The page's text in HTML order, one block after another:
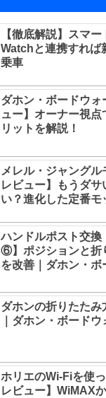
【徹底解説】スマ
Watchと連携すれば
乗車
ダホン・ボードウ
ュー】オーナー視点
リットを解説！
メレル・ジャング
レビュー】もうダ
い？進化した定番モ
ハンドルポスト交換
⑥】ポジションと折
を改善｜ダホン・
ダホンの折りたたみ
｜ダホン・ボード
ホリエのWi-Fiを使
レビュー】WiMAX